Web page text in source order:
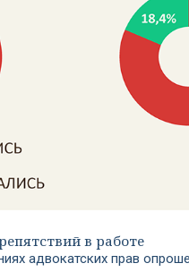
в работе
адвокатских прав